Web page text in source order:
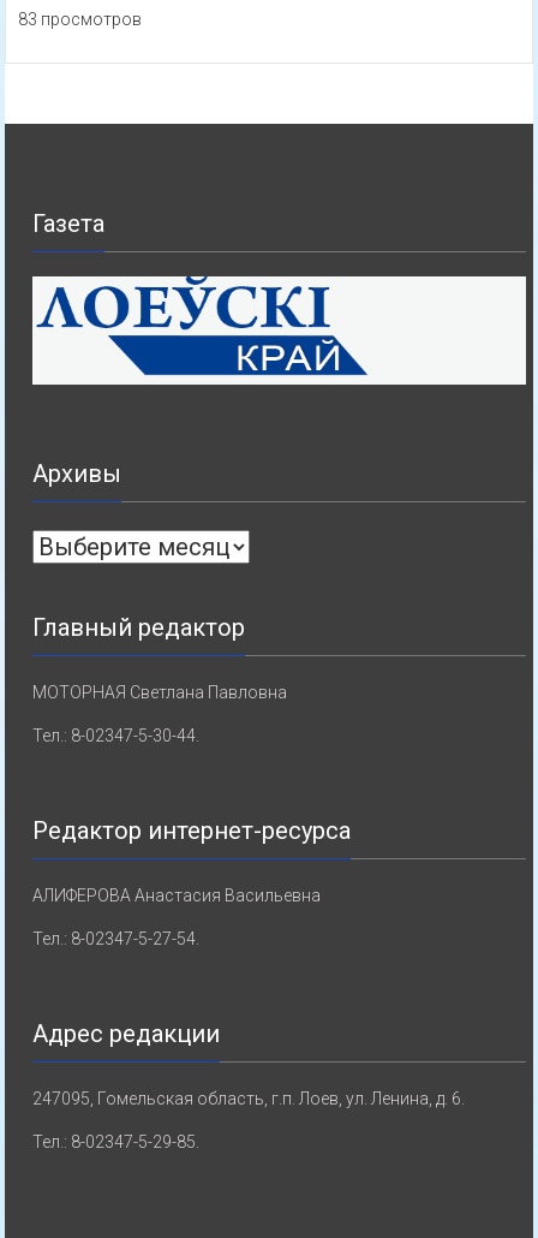
83 просмотров
Газета
Архивы
Архивы
Главный редактор
МОТОРНАЯ Светлана Павловна
Тел.: 8-02347-5-30-44.
Редактор интернет-ресурса
АЛИФЕРОВА Анастасия Васильевна
Тел.: 8-02347-5-27-54.
Адрес редакции
247095, Гомельская область, г.п. Лоев, ул. Ленина, д. 6.
Тел.: 8-02347-5-29-85.